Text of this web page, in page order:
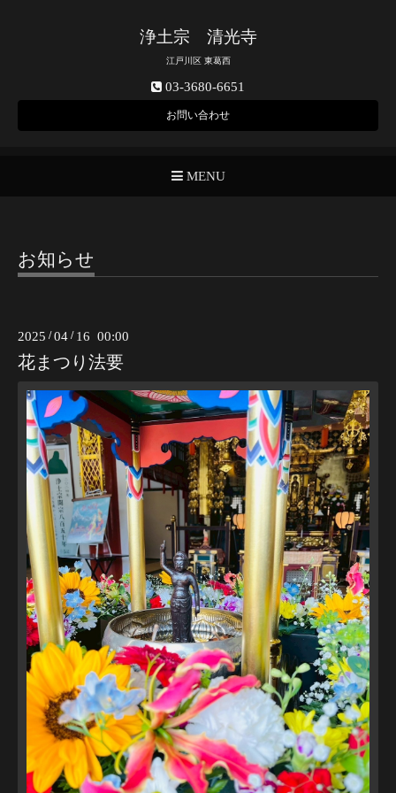
浄土宗 清光寺
江戸川区 東葛西
03-3680-6651
お問い合わせ
MENU
お知らせ
2025 /04 / 16 00:00
花まつり法要